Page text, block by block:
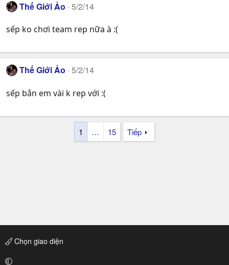
Thế Giới Ảo 5/2/14
sếp ko chơi team rep nữa à :(
Thế Giới Ảo 5/2/14
sếp bắn em vài k rep với :(
1 … 15 Tiếp
Chọn giao diện